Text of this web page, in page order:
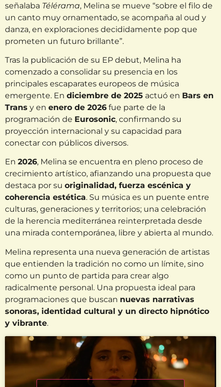
señalaba Télérama, Melina se mueve “sobre el filo de
un canto muy ornamentado, se acompaña al oud y
danza, en exploraciones decididamente pop que
prometen un futuro brillante”.
Tras la publicación de su EP debut, Melina ha
comenzado a consolidar su presencia en los
principales escaparates europeos de música
emergente. En diciembre de 2025 actuó en Bars en
Trans y en enero de 2026 fue parte de la
programación de Eurosonic, confirmando su
proyección internacional y su capacidad para
conectar con públicos diversos.
En 2026, Melina se encuentra en pleno proceso de
crecimiento artístico, afianzando una propuesta que
destaca por su originalidad, fuerza escénica y
coherencia estética. Su música es un puente entre
culturas, generaciones y territorios; una celebración
de la herencia mediterránea reinterpretada desde
una mirada contemporánea, libre y abierta al mundo.
Melina representa una nueva generación de artistas
que entienden la tradición no como un límite, sino
como un punto de partida para crear algo
radicalmente personal. Una propuesta ideal para
programaciones que buscan nuevas narrativas
sonoras, identidad cultural y un directo hipnótico
y vibrante.